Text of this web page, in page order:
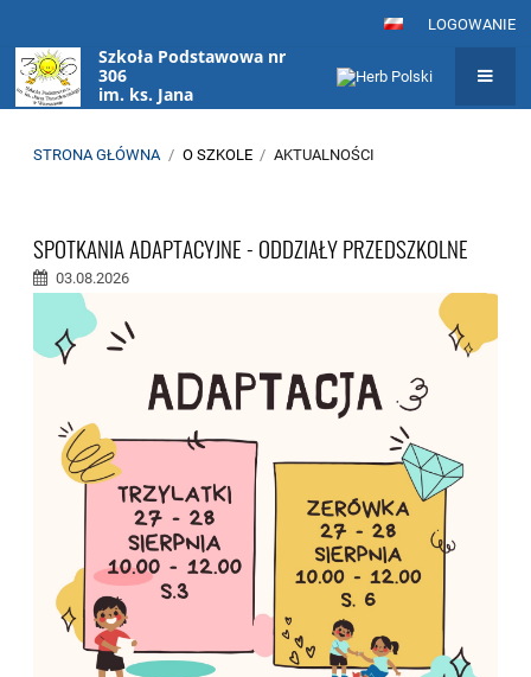
LOGOWANIE
Szkoła Podstawowa nr
306
im. ks. Jana
Twardowskiego
STRONA GŁÓWNA / O SZKOLE / AKTUALNOŚCI
SPOTKANIA ADAPTACYJNE - ODDZIAŁY PRZEDSZKOLNE
03.08.2026